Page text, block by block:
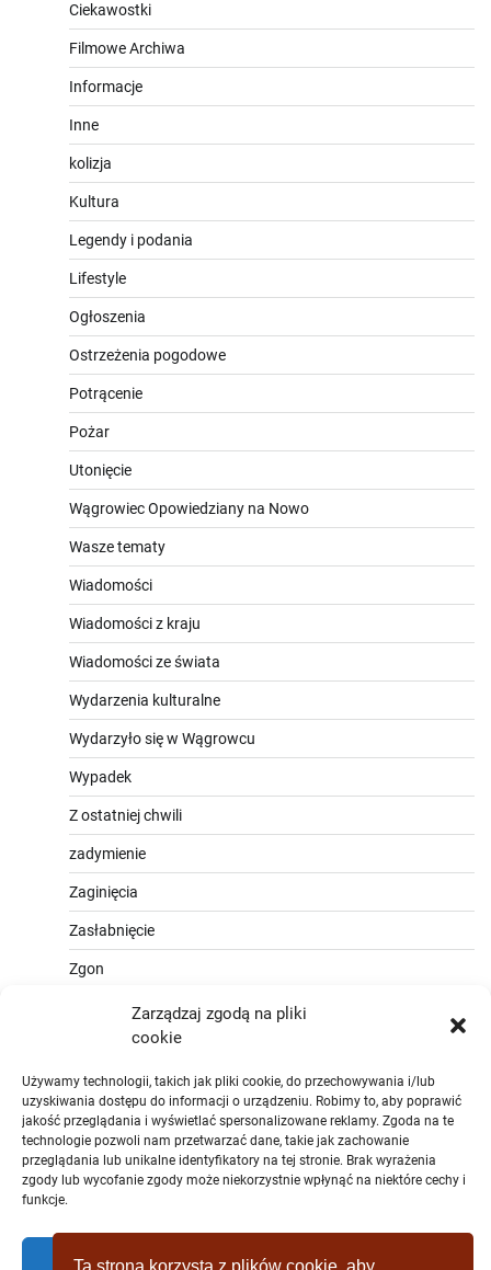
Zarządzaj zgodą na pliki
cookie
Używamy technologii, takich jak pliki cookie, do przechowywania i/lub
uzyskiwania dostępu do informacji o urządzeniu. Robimy to, aby poprawić
jakość przeglądania i wyświetlać spersonalizowane reklamy. Zgoda na te
technologie pozwoli nam przetwarzać dane, takie jak zachowanie
przeglądania lub unikalne identyfikatory na tej stronie. Brak wyrażenia
zgody lub wycofanie zgody może niekorzystnie wpłynąć na niektóre cechy i
funkcje.
Zaakceptować
Ciekawostki
Filmowe Archiwa
Informacje
Inne
kolizja
Kultura
Legendy i podania
Lifestyle
Ogłoszenia
Ostrzeżenia pogodowe
Potrącenie
Pożar
Utonięcie
Wągrowiec Opowiedziany na Nowo
Wasze tematy
Wiadomości
Wiadomości z kraju
Wiadomości ze świata
Wydarzenia kulturalne
Wydarzyło się w Wągrowcu
Wypadek
Z ostatniej chwili
zadymienie
Zaginięcia
Zasłabnięcie
Zgon
Ta strona korzysta z plików cookie, aby